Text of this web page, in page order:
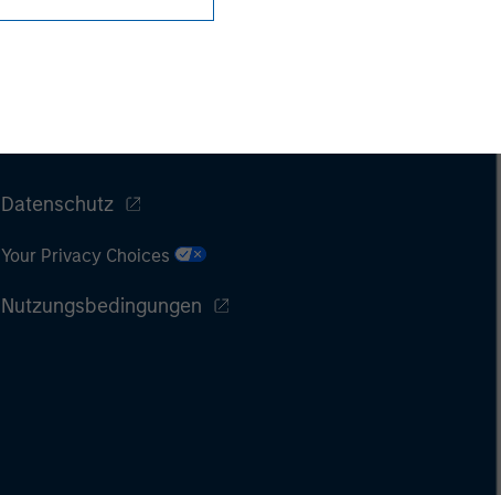
Datenschutz
Your Privacy Choices
Nutzungsbedingungen